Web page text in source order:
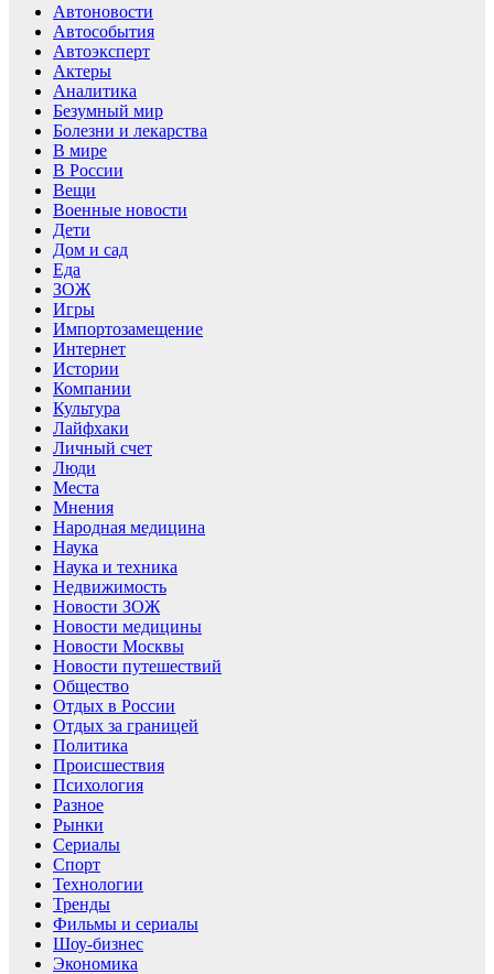
Автоновости
Автособытия
Автоэксперт
Актеры
Аналитика
Безумный мир
Болезни и лекарства
В мире
В России
Вещи
Военные новости
Дети
Дом и сад
Еда
ЗОЖ
Игры
Импортозамещение
Интернет
Истории
Компании
Культура
Лайфхаки
Личный счет
Люди
Места
Мнения
Народная медицина
Наука
Наука и техника
Недвижимость
Новости ЗОЖ
Новости медицины
Новости Москвы
Новости путешествий
Общество
Отдых в России
Отдых за границей
Политика
Происшествия
Психология
Разное
Рынки
Сериалы
Спорт
Технологии
Тренды
Фильмы и сериалы
Шоу-бизнес
Экономика